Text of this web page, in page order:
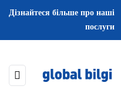
Дізнайтеся більше про наші
послуги